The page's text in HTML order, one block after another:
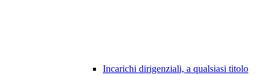
Incarichi dirigenziali, a qualsiasi titolo